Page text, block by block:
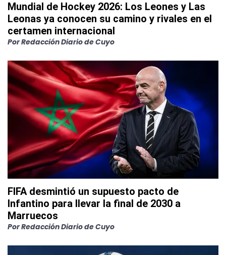
Mundial de Hockey 2026: Los Leones y Las
Leonas ya conocen su camino y rivales en el
certamen internacional
PorRedacción Diario de Cuyo
FIFA desmintió un supuesto pacto de
Infantino para llevar la final de 2030 a
Marruecos
PorRedacción Diario de Cuyo